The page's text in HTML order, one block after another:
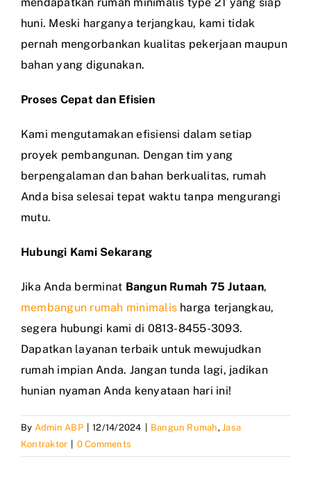
huni. Meski harganya terjangkau, kami tidak
pernah mengorbankan kualitas pekerjaan maupun
bahan yang digunakan.
Proses Cepat dan Efisien
Kami mengutamakan efisiensi dalam setiap
proyek pembangunan. Dengan tim yang
berpengalaman dan bahan berkualitas, rumah
Anda bisa selesai tepat waktu tanpa mengurangi
mutu.
Hubungi Kami Sekarang
Jika Anda berminat Bangun Rumah 75 Jutaan,
membangun rumah minimalis harga terjangkau,
segera hubungi kami di 0813-8455-3093.
Dapatkan layanan terbaik untuk mewujudkan
rumah impian Anda. Jangan tunda lagi, jadikan
hunian nyaman Anda kenyataan hari ini!
By Admin ABP 12/14/2024 Bangun Rumah,Jasa
Kontraktor
0 Comments